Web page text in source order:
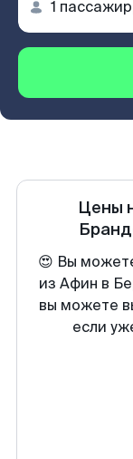
Цены
😍 Вы
из Афин в
вы можете
если